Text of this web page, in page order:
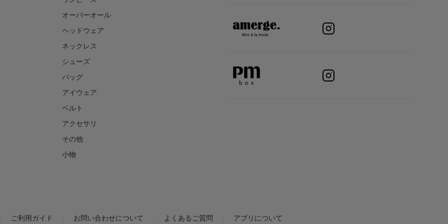
オーバーオール
ヘッドウェア
ネックレス
シューズ
バッグ
アイウェア
ベルト
アクセサリ
その他
小物
ご利用ガイド お問い合わせについて よくあるご質問 アプリについて